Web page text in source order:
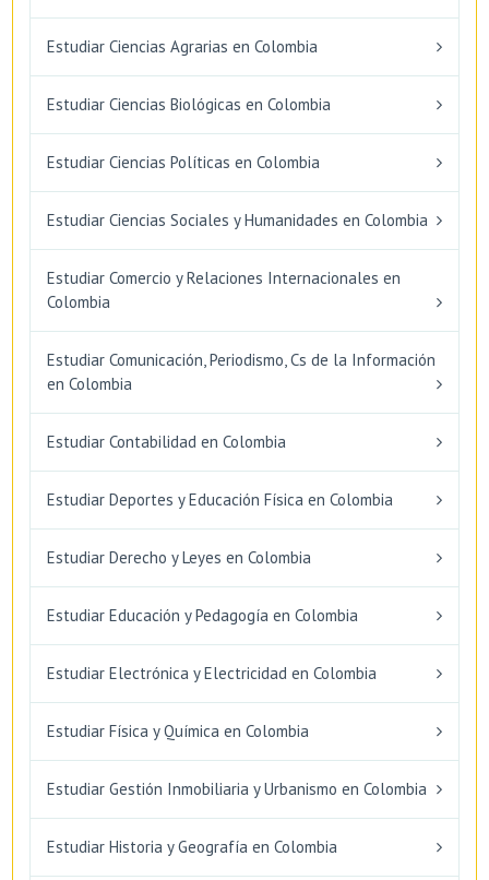
Estudiar Ciencias Agrarias en Colombia
Estudiar Ciencias Biológicas en Colombia
Estudiar Ciencias Políticas en Colombia
Estudiar Ciencias Sociales y Humanidades en Colombia
Estudiar Comercio y Relaciones Internacionales en
Colombia
Estudiar Comunicación, Periodismo, Cs de la Información
en Colombia
Estudiar Contabilidad en Colombia
Estudiar Deportes y Educación Física en Colombia
Estudiar Derecho y Leyes en Colombia
Estudiar Educación y Pedagogía en Colombia
Estudiar Electrónica y Electricidad en Colombia
Estudiar Física y Química en Colombia
Estudiar Gestión Inmobiliaria y Urbanismo en Colombia
Estudiar Historia y Geografía en Colombia